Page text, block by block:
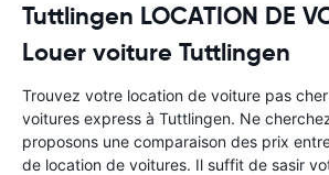
Tuttlingen LOCATION DE
Louer voiture Tuttlingen
Trouvez votre location de voiture pas
voitures express à Tuttlingen. Ne
proposons une comparaison des prix
de location de voitures. Il suffit de sasir